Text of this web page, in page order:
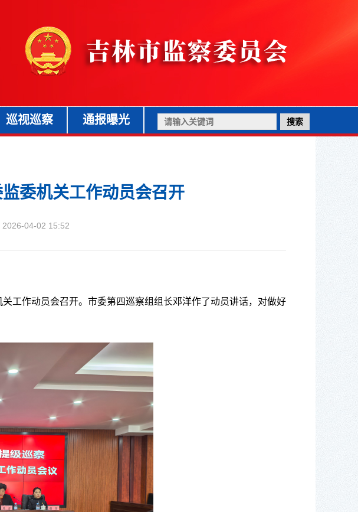
巡视巡察 通报曝光
委机关工作动员会召开
04-02 15:52
关工作动员会召开。 市委第四巡察组组长邓洋作了动员讲话，对做好